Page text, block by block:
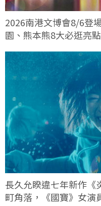
2026南港文博會8/6登
園、熊本熊8大必逛亮點
長久允睽違七年新作《
町角落，《國寶》女演